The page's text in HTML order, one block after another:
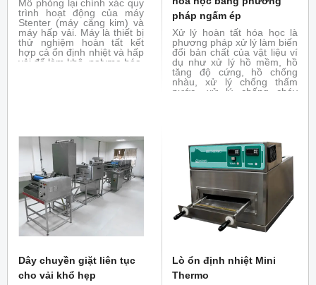
Mô phỏng lại chính xác quy
trình hoạt động của máy
Stenter (máy căng kim) và
máy hấp vải. Máy là thiết bị
thử nghiệm hoàn tất kết
hợp cả ổn định nhiệt và hấp
vải để làm khô, polyme hóa,
pháp ngấm ép
Xử lý hoàn tất hóa học là
phương pháp xử lý làm biến
đổi bản chất của vật liệu ví
dụ như xử lý hồ mềm, hồ
tăng độ cứng, hồ chống
nhàu, xử lý chống thấm
nước, xử lý chống cháy
biến đổi tính chất của vải
dưới tác dụng của hóa chất
Dây chuyền giặt liên tục
cho vải khổ hẹp
Lò ổn định nhiệt Mini
Thermo